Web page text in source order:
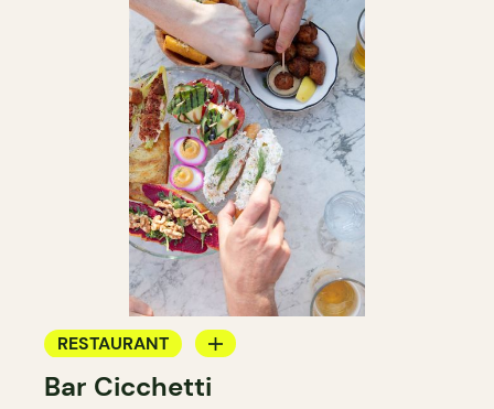
RESTAURANT
BAR
Bar Cicchetti